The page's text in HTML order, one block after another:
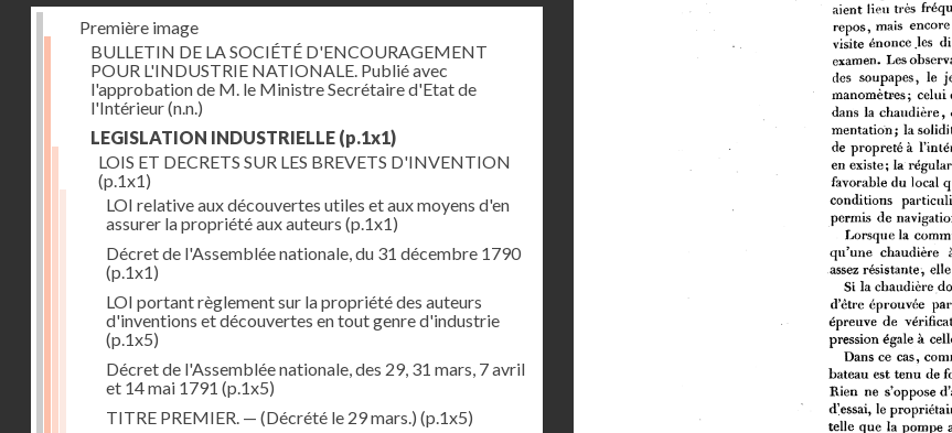
Première image
BULLETIN DE LA SOCIÉTÉ D'ENCOURAGEMENT
POUR L'INDUSTRIE NATIONALE. Publié avec
l'approbation de M. le Ministre Secrétaire d'Etat de
l'Intérieur(n.n.)
LEGISLATION INDUSTRIELLE (p.1x1)
LOIS ET DECRETS SUR LES BREVETS D'INVENTION
(p.1x1)
LOI relative aux découvertes utiles et aux moyens d'en
assurer la propriété aux auteurs (p.1x1)
Décret de l'Assemblée nationale, du 31 décembre 1790
(p.1x1)
LOI portant règlement sur la propriété des auteurs
d'inventions et découvertes en tout genre d'industrie
(p.1x5)
Décret de l'Assemblée nationale, des 29, 31 mars, 7 avril
et 14 mai 1791 (p.1x5)
TITRE PREMIER. — (Décrété le 29 mars.) (p.1x5)